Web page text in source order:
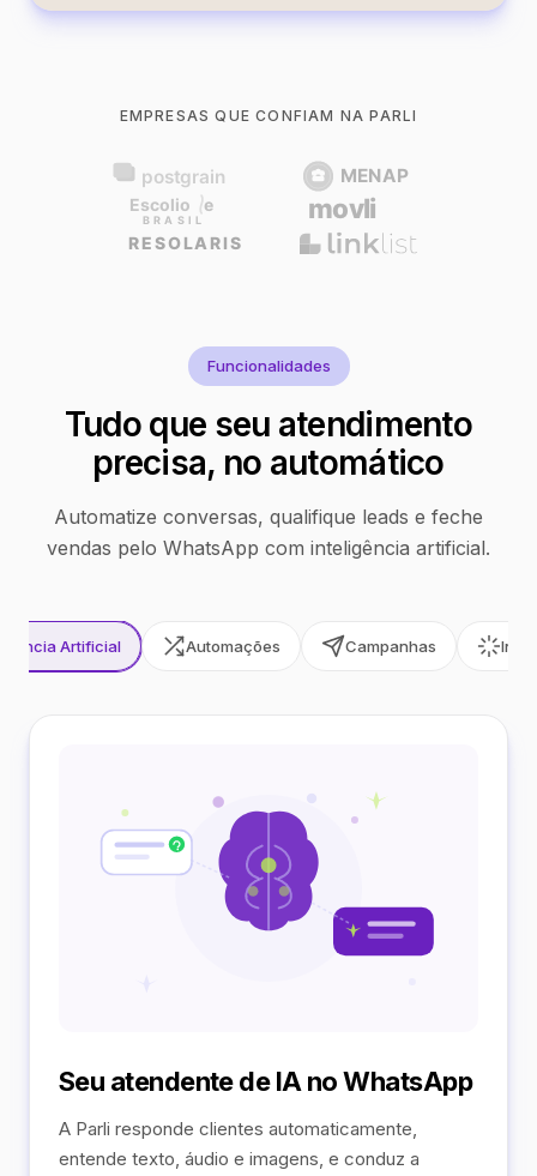
EMPRESAS QUE CONFIAM NA PARLI
Funcionalidades
Tudo que seu atendimento
precisa, no automático
Automatize conversas, qualifique leads e feche
vendas pelo WhatsApp com inteligência artificial.
Artificial Automações Campanhas
Seu atendente de IA no WhatsApp
A Parli responde clientes automaticamente,
entende texto, áudio e imagens, e conduz a